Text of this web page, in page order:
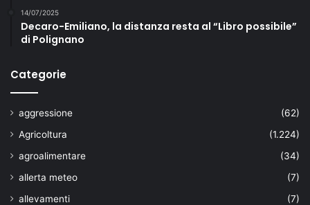
14/07/2025
Decaro-Emiliano, la distanza resta al “Libro possibile”
di Polignano
Categorie
aggressione
(62)
Agricoltura
(1.224)
agroalimentare
(34)
allerta meteo
(7)
allevamenti
(7)